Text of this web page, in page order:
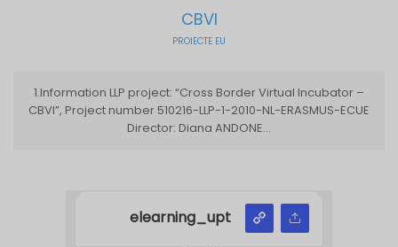
CBVI
PROIECTE EU
1.Information LLP project: “Cross Border Virtual Incubator –
CBVI”, Project number 510216-LLP-1-2010-NL-ERASMUS-ECUE
Director: Diana ANDONE...
elearning_upt